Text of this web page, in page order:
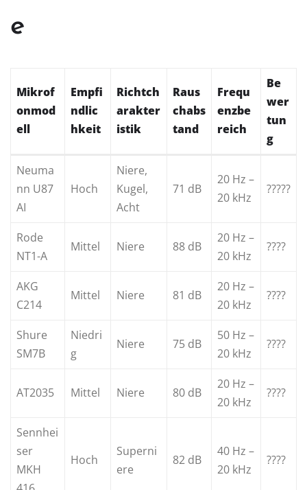
e
Mikrof
onmod
ell
Empfi
ndlic
hkeit
Richtch
arakter
istik
Raus
chabs
tand
Frequ
enzbe
reich
Be
wer
tun
g
Neuma
nn U87
AI
Hoch
Niere,
Kugel,
Acht
71 dB
20 Hz –
20 kHz
?????
Rode
NT1-A
Mittel Niere 88 dB
20 Hz –
20 kHz
????
AKG
C214
Mittel Niere 81 dB
20 Hz –
20 kHz
????
Shure
SM7B
Niedri
g
Niere 75 dB
50 Hz –
20 kHz
????
AT2035 Mittel Niere 80 dB
20 Hz –
20 kHz
????
Sennhei
ser
MKH
Hoch
Superni
ere
82 dB
40 Hz –
20 kHz
????